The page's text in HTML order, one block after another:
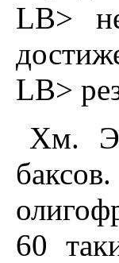
LB>
LB>
Хм.
60